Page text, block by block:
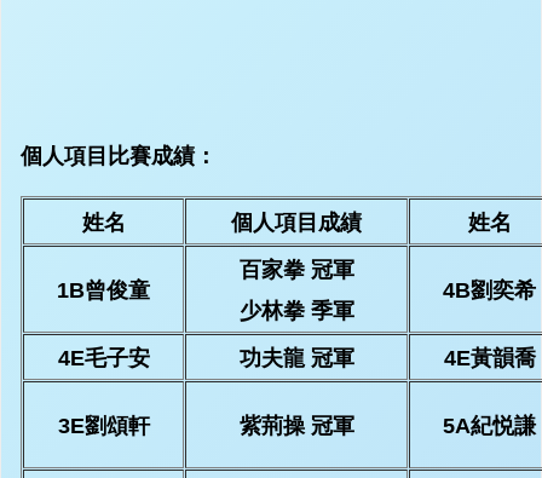
個人項目比賽成績：
姓名 個人項目成績 姓名
1B曾俊童
百家拳 冠軍
少林拳 季軍
4B劉奕希
4E毛子安 功夫龍 冠軍 4E黃韻喬
3E劉頌軒 紫荊操 冠軍 5A紀悦謙